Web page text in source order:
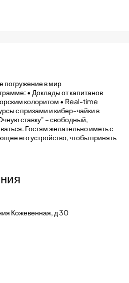
погружение в мир
• Доклады от капитанов
колоритом • Real-time
с призами и кибер-чайки в
ставку" – свободный,
Гостям желательно иметь с
его устройство, чтобы принять
Кожевенная, д 30